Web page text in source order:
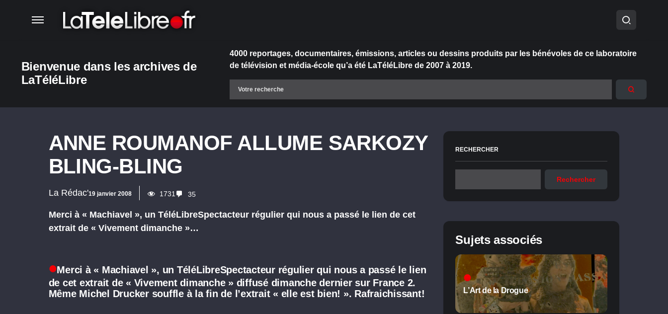
Bienvenue dans les archives de
LaTéléLibre
4000 reportages, documentaires, émissions, articles ou dessins produits par les bénévoles de ce laboratoire
de télévision et média-école qu’a été LaTéléLibre de 2007 à 2019.
ANNE ROUMANOF ALLUME SARKOZY
BLING-BLING
La Rédac'19 janvier 2008 1731 35
Merci à « Machiavel », un TéléLibreSpectacteur régulier qui nous a passé le lien de cet
extrait de « Vivement dimanche »…
Merci à « Machiavel », un TéléLibreSpectacteur régulier qui nous a passé le lien
de cet extrait de « Vivement dimanche » diffusé dimanche dernier sur France 2.
Même Michel Drucker souffle à la fin de l’extrait « elle est bien! ». Rafraichissant!
RECHERCHER
Rechercher
Sujets associés
L’Art de la Drogue